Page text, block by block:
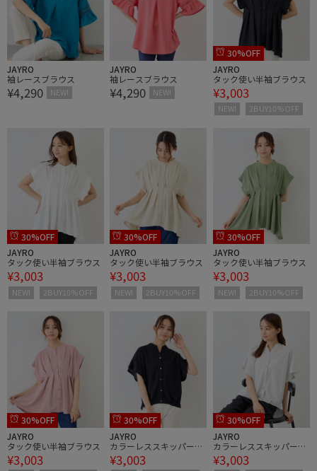
JAYRO
袖レースブラウス
¥4,290 NEW!
JAYRO
袖レースブラウス
¥4,290 NEW!
30%OFF
JAYRO
タック使い半袖ブラウス
¥3,003
NEW! 2BUY10%OFF
30%OFF
JAYRO
タック使い半袖ブラウス
¥3,003
NEW! 2BUY10%OFF
30%OFF
JAYRO
タック使い半袖ブラウス
¥3,003
NEW! 2BUY10%OFF
30%OFF
JAYRO
タック使い半袖ブラウス
¥3,003
NEW! 2BUY10%OFF
30%OFF
JAYRO
タック使い半袖ブラウス
¥3,003
30%OFF
JAYRO
カラーレススキッパーブ
ラウス
¥3,003
30%OFF
JAYRO
カラーレススキッパーブ
ラウス
¥3,003